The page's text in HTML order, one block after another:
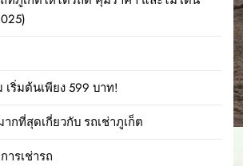
ริ่มต้นเพียง 599 บาท!
กที่สุดเกี่ยวกับ รถเช่าภูเก็ต
ารเช่ารถ